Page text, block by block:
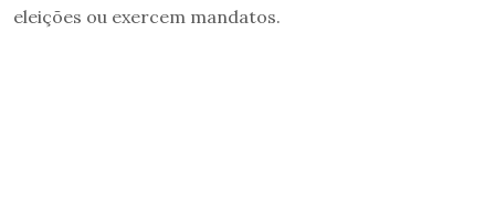
eleições ou exercem mandatos.